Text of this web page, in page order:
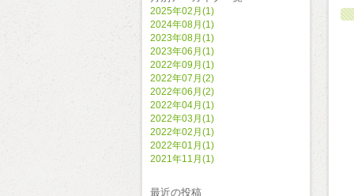
2025年02月(1)
2024年08月(1)
2023年08月(1)
2023年06月(1)
2022年09月(1)
2022年07月(2)
2022年06月(2)
2022年04月(1)
2022年03月(1)
2022年02月(1)
2022年01月(1)
2021年11月(1)
最近の投稿